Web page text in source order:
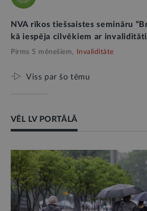
NVA rīkos tiešsaistes semināru
kā iespēja cilvēkiem ar
Pirms 5 mēnešiem, Invaliditāte
Viss par šo tēmu
VĒL LV PORTĀLĀ